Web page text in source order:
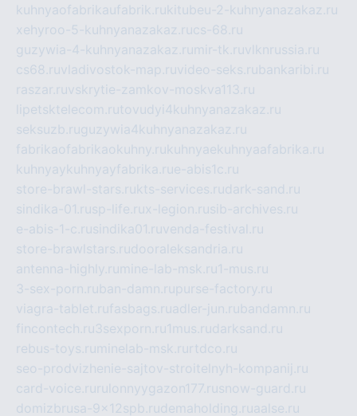
kuhnyaofabrikaufabrik.rukitubeu-2-kuhnyanazakaz.ru
xehyroo-5-kuhnyanazakaz.rucs-68.ru
guzywia-4-kuhnyanazakaz.ru mir-tk.ruvlknrussia.ru
cs68.ruvladivostok-map.ruvideo-seks.rubankaribi.ru
raszar.ruvskrytie-zamkov-moskva113.ru
lipetsktelecom.rutovudyi4kuhnyanazakaz.ru
seksuzb.ruguzywia4kuhnyanazakaz.ru
fabrikaofabrikaokuhny.rukuhnyaekuhnyaafabrika.ru
kuhnyaykuhnyayfabrika.rue-abis1c.ru
store-brawl-stars.rukts-services.rudark-sand.ru
sindika-01.rusp-life.rux-legion.rusib-archives.ru
e-abis-1-c.rusindika01.ruvenda-festival.ru
store-brawlstars.rudooraleksandria.ru
antenna-highly.ru mine-lab-msk.ru1-mus.ru
3-sex-porn.ruban-damn.rupurse-factory.ru
viagra-tablet.rufasbags.ruadler-jun.rubandamn.ru
fincontech.ru3sexporn.ru1mus.rudarksand.ru
rebus-toys.ru minelab-msk.ru rtdco.ru
seo-prodvizhenie-sajtov-stroitelnyh-kompanij.ru
card-voice.ru rulonnyygazon177.rusnow-guard.ru
domizbrusa-9x12spb.rudemaholding.ruaalse.ru